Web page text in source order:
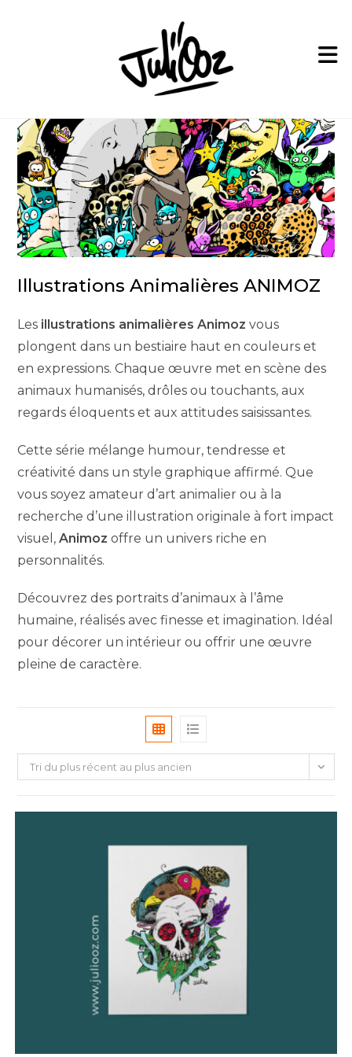
Illustrations Animalières ANIMOZ
Les illustrations animalières Animoz vous
plongent dans un bestiaire haut en couleurs et
en expressions. Chaque œuvre met en scène des
animaux humanisés, drôles ou touchants, aux
regards éloquents et aux attitudes saisissantes.
Cette série mélange humour, tendresse et
créativité dans un style graphique affirmé. Que
vous soyez amateur d’art animalier ou à la
recherche d’une illustration originale à fort impact
visuel,Animoz offre un univers riche en
personnalités.
Découvrez des portraits d’animaux à l’âme
humaine, réalisés avec finesse et imagination. Idéal
pour décorer un intérieur ou offrir une œuvre
pleine de caractère.
Tri du plus récent au plus ancien